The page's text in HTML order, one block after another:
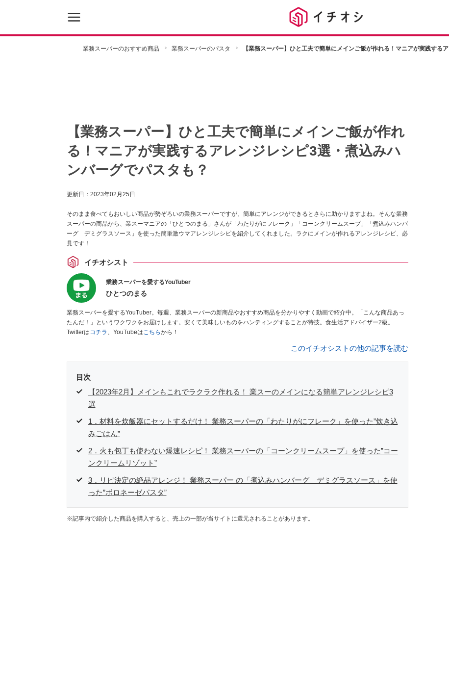
業務スーパーのおすすめ商品 業務スーパーのパスタ 【業務スーパー】ひと工夫で簡単にメインご飯が作れる！マニアが実践する
【業務スーパー】ひと工夫で簡単にメインご飯が作れ
る！マニアが実践するアレンジレシピ3選・煮込みハ
ンバーグでパスタも？
更新日： 2023年02月25日
そのまま食べてもおいしい商品が勢ぞろいの業務スーパーですが、簡単にアレンジができるとさらに助かりますよね。そんな業務
スーパーの商品から、業スーマニアの「ひとつのまる」さんが「わたりがにフレーク」「コーンクリームスープ」「煮込みハンバ
ーグ デミグラスソース」を使った簡単激ウマアレンジレシピを紹介してくれました。ラクにメインが作れるアレンジレシピ、必
見です！
イチオシスト
業務スーパーを愛するYouTuber
ひとつのまる
業務スーパーを愛するYouTuber。毎週、業務スーパーの新商品やおすすめ商品を分かりやすく動画で紹介中。「こんな商品あっ
たんだ！」というワクワクをお届けします。安くて美味しいものをハンティングすることが特技。食生活アドバイザー2級。
Twitterはコチラ 、YouTubeはこちらから！
このイチオシストの他の記事を読む
目次
【2023年2月】メインもこれでラクラク作れる！ 業スーのメインになる簡単アレンジレシピ3
選
1．材料を炊飯器にセットするだけ！ 業務スーパーの「わたりがにフレーク」を使った”炊き込
みごはん”
2．火も包丁も使わない爆速レシピ！ 業務スーパーの「コーンクリームスープ」を使った”コー
ンクリームリゾット”
3．リピ決定の絶品アレンジ！ 業務スーパー の「煮込みハンバーグ デミグラスソース」を使
った”ボロネーゼパスタ”
※記事内で紹介した商品を購入すると、売上の一部が当サイトに還元されることがあります。